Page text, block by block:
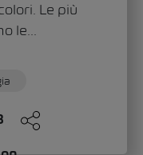
Le più
le...